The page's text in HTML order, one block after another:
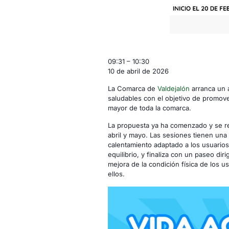
Vida
Activa
Calatorao
09:31 – 10:30
10 de abril de 2026
La Comarca de Valdejalón arranca un
saludables con el objetivo de
mayor de toda la comarca.
La propuesta ya ha comenzado y se
abril y mayo. Las sesiones tienen
calentamiento adaptado a los
equilibrio, y finaliza con un paseo
mejora de la condición física de los
ellos.